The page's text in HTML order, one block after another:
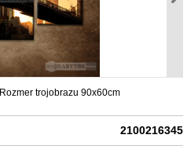
trojobrazu 90x60cm
2100216345